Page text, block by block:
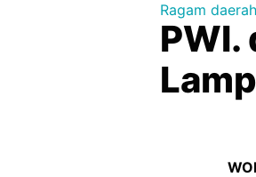
Ragam daerah
PWI.